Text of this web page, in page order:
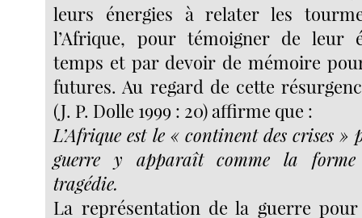
leurs énergies à relater les
l’Afrique, pour témoigner de leur
temps et par devoir de mémoire
futures. Au regard de cette
(J. P. Dolle 1999 : 20) affirme que :
L’Afrique est le « continent des crises »
guerre y apparaît comme la
tragédie.
La représentation de la guerre